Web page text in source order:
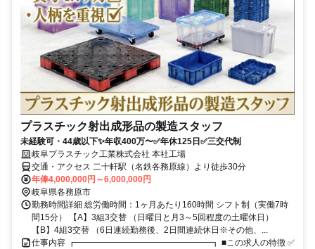
プラスチック射出成形品の製造スタッフ
未経験可・44歳以下✨年収400万〜✅年休125日✅三交代制
岐阜プラスチック工業株式会社 本社工場
交通・アクセス 二十軒駅（名鉄各務原線）より徒歩30分
年俸4,000,000円～6,000,000円
岐阜県各務原市
勤務時間詳細 総労働時間：1ヶ月あたり160時間 シフト制（実働7時
間15分） 【A】3組3交替 （日曜日と月3～5回程度の土曜休日）
【B】4組3交替 （6日連続勤務後、2日間連続休日※その他、...
仕事内容 ┏━━━━━━━━━━━━━━━━┓ ■この求人の特徴 ✅